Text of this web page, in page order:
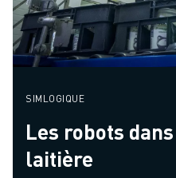
SIMLOGIQUE
Les robots
laitière